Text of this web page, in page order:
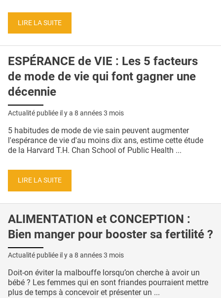
CONTACT
LIRE LA SUITE
ESPÉRANCE de VIE : Les 5 facteurs
de mode de vie qui font gagner une
décennie
Actualité publiée il y a 8 années 3 mois
5 habitudes de mode de vie sain peuvent augmenter
l'espérance de vie d'au moins dix ans, estime cette étude
de la Harvard T.H. Chan School of Public Health ...
LIRE LA SUITE
ALIMENTATION et CONCEPTION :
Bien manger pour booster sa fertilité ?
Actualité publiée il y a 8 années 3 mois
Doit-on éviter la malbouffe lorsqu’on cherche à avoir un
bébé ? Les femmes qui en sont friandes pourraient mettre
plus de temps à concevoir et présenter un ...